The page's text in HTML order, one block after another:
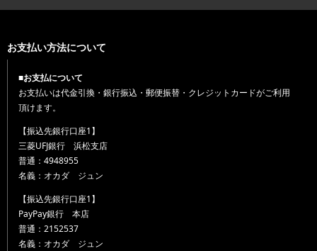
お支払い方法について
■お支払について
お支払いは代金引換・銀行振込・郵便振替・クレジットカードがご利用
頂けます。
【振込先銀行口座1】
三菱UFJ銀行 浜松支店
普通：4948955
名義：オカダ ジュン
【振込先銀行口座1】
PayPay銀行 本店
普通：2152537
名義：オカダ ジュン